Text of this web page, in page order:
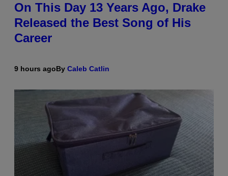
On This Day 13 Years Ago, Drake
Released the Best Song of His
Career
9 hours agoBy Caleb Catlin